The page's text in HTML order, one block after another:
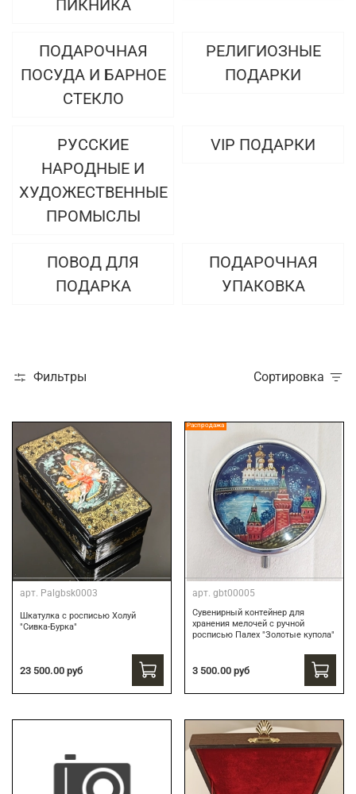
ПИКНИКА
ПОДАРОЧНАЯ
ПОСУДА И БАРНОЕ
СТЕКЛО
РЕЛИГИОЗНЫЕ
ПОДАРКИ
РУССКИЕ
НАРОДНЫЕ И
ХУДОЖЕСТВЕННЫЕ
ПРОМЫСЛЫ
VIP ПОДАРКИ
ПОВОД ДЛЯ
ПОДАРКА
ПОДАРОЧНАЯ
УПАКОВКА
Фильтры Сортировка
арт. Palgbsk0003
Шкатулка с росписью Холуй
"Сивка-Бурка"
23 500.00 руб
Распродажа
арт. gbt00005
Сувенирный контейнер для
хранения мелочей с ручной
росписью Палех "Золотые купола"
3 500.00 руб